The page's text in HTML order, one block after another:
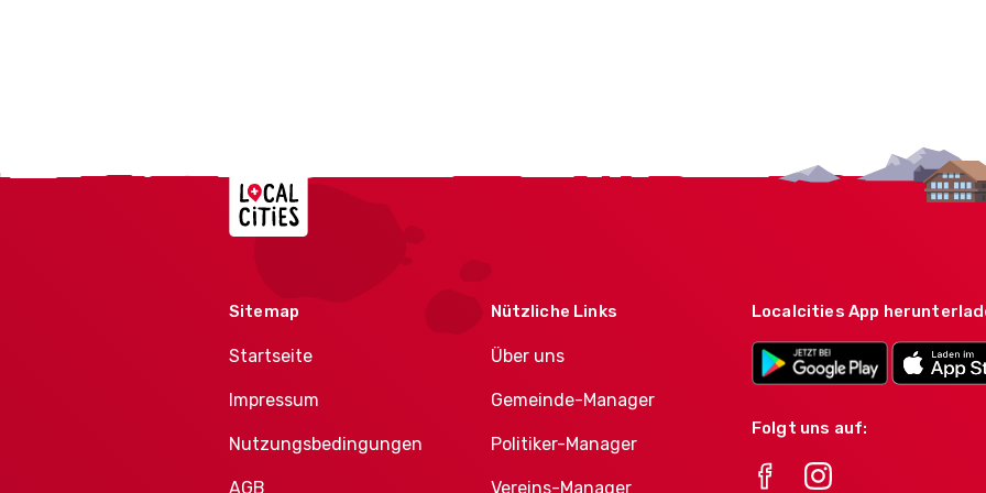
Localcities
Sitemap
Startseite
Impressum
Nutzungsbedingungen
AGB
Nützliche Links
Über uns
Gemeinde-Manager
Politiker-Manager
Vereins-Manager
Localcities App
Folgt uns auf: